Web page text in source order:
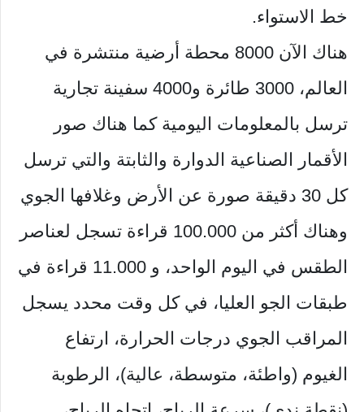
خط الاستواء.
هناك الآن 8000 محطة أرضية منتشرة في
العالم، 3000 طائرة و4000 سفينة تجارية
ترسل بالمعلومات اليومية كما هناك صور
الأقمار الصناعية الدوارة والثابتة والتي ترسل
كل 30 دقيقة صورة عن الأرض وغلافها الجوي
وهناك أكثر من 100.000 قراءة تسجل لعناصر
الطقس في اليوم الواحد، و 11.000 قراءة في
طبقات الجو العليا، في كل وقت محدد يسجل
المراقب الجوي درجات الحرارة، ارتفاع
الغيوم (واطئة، متوسطة، عالية)، الرطوبة